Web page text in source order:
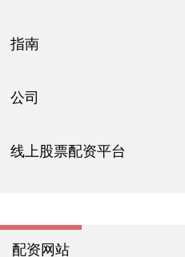
指南
公司
线上股票配资平台
配资网站